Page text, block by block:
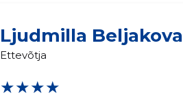
Ljudmilla Beljakova
Ettevõtja
★★★★